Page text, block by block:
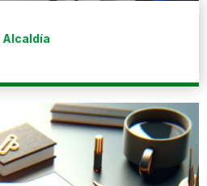
Alcaldía